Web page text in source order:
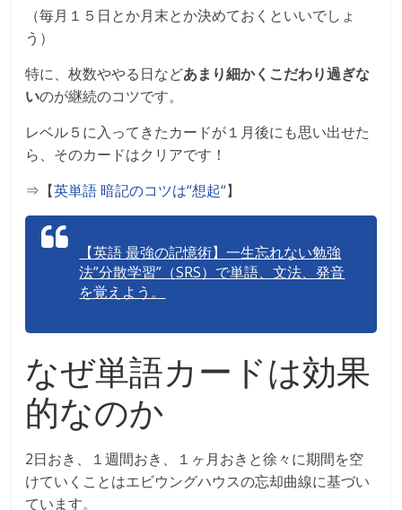
（毎月１５日とか月末とか決めておくといいでしょ
う）
特に、枚数ややる日などあまり細かくこだわり過ぎな
いのが継続のコツです。
レベル５に入ってきたカードが１月後にも思い出せた
ら、そのカードはクリアです！
⇒【英単語 暗記のコツは“想起“】
【英語 最強の記憶術】一生忘れない勉強
法”分散学習”（SRS）で単語、文法、発音
を覚えよう。
なぜ単語カードは効果
的なのか
2日おき、１週間おき、１ヶ月おきと徐々に期間を空
けていくことはエビウングハウスの忘却曲線に基づい
ています。